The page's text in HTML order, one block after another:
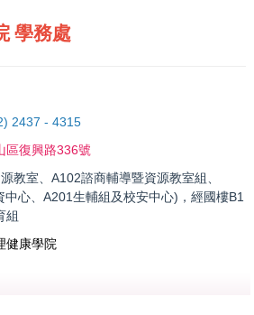
學務處
2437 - 4315
區復興路336號
教室、A102諮商輔導暨資源教室組、
心、A201生輔組及校安中心)，經國樓B1
組
健康學院